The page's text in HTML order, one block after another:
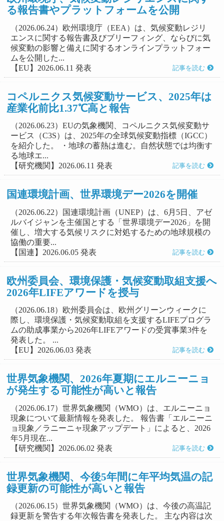
る報告書やプラットフォームを公開
（2026.06.24）欧州環境庁（EEA）は、気候変動レジリ
エンスに関する報告書及びブリーフィング、ならびに気
候変動の影響と備えに関するオンラインプラットフォー
ムを公開した...
【EU】2026.06.11 発表
記事を読む
コペルニクス気候変動サービス、2025年は
産業化前比1.37℃高と報告
（2026.06.23）EUの気象機関、コペルニクス気候変動サ
ービス（C3S）は、2025年の全球気候変動指標（IGCC）
を紹介した。 ・地球の蓄熱は進む。自然状態では均衡す
る地球エ...
【研究機関】2026.06.11 発表
記事を読む
国連環境計画、世界環境デー2026を開催
（2026.06.22）国連環境計画（UNEP）は、6月5日、アゼ
ルバイジャンを主催国とする「世界環境デー2026」を開
催し、増大する気候リスクに対処するための地球規模の
協働の重要...
【国連】2026.06.05 発表
記事を読む
欧州委員会、環境保護・気候変動取組支援へ
2026年LIFEアワードを授与
（2026.06.18）欧州委員会は、欧州グリーンウィークに
際し、環境保護・気候変動取組を支援するLIFEプログラ
ムの助成事業から2026年LIFEアワードの受賞事業3件を
発表した。 ...
【EU】2026.06.03 発表
記事を読む
世界気象機関、2026年夏期にエルニーニョ
が発生する可能性が高いと報告
（2026.06.17）世界気象機関（WMO）は、エルニーニョ
現象について最新情報を発表した。 報告書「エルニーニ
ョ現象／ラニーニャ現象アップデート」によると、2026
年5月現在...
【研究機関】2026.06.02 発表
記事を読む
世界気象機関、今後5年間に年平均気温の記
録更新の可能性が高いと報告
（2026.06.15）世界気象機関（WMO）は、今後の高温記
録更新を警告する年次報告書を発表した。 主な内容は次